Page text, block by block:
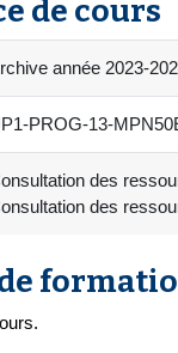
de cours
année 2023-
PROG-13-
des
des